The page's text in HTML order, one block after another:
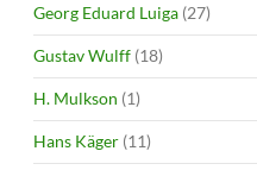
Georg Eduard Luiga (27)
Gustav Wulff (18)
H. Mulkson (1)
Hans Käger (11)